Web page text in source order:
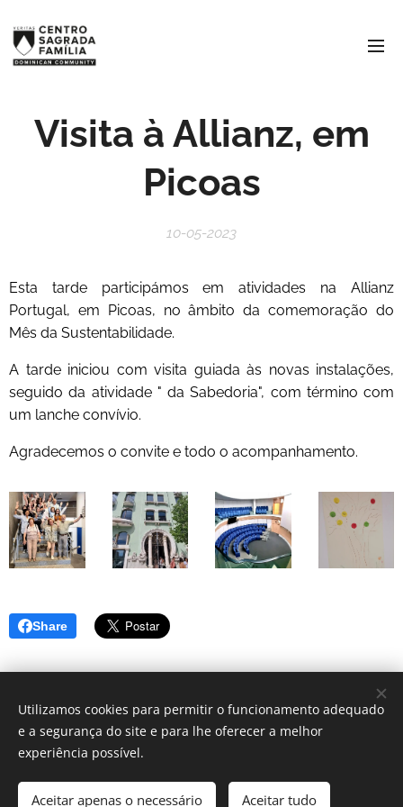
Visita à Allianz, em
Picoas
10-05-2023
Esta tarde participámos em atividades na Allianz
Portugal, em Picoas, no âmbito da comemoração do
Mês da Sustentabilidade.
A tarde iniciou com visita guiada às novas instalações,
seguido da atividade " da Sabedoria", com término com
um lanche convívio.
Agradecemos o convite e todo o acompanhamento.
Share
Utilizamos cookies para permitir o funcionamento adequado
e a segurança do site e para lhe oferecer a melhor
experiência possível.
Aceitar apenas o necessário Aceitar tudo